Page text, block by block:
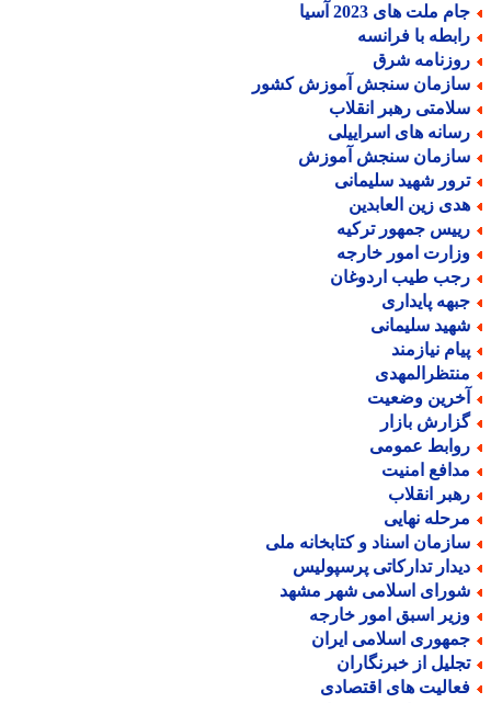
ملت های 2023 آسیا
با فرانسه
شرق
سنجش آموزش کشور
رهبر انقلاب
های اسراییلی
سنجش آموزش
شهید سلیمانی
زین العابدین
جمهور ترکیه
امور خارجه
طیب اردوغان
پایداری
سلیمانی
نیازمند
وضعیت
بازار
عمومی
امنیت
انقلاب
نهایی
اسناد و کتابخانه ملی
تدارکاتی پرسپولیس
اسلامی شهر مشهد
اسبق امور خارجه
اسلامی ایران
از خبرنگاران
های اقتصادی